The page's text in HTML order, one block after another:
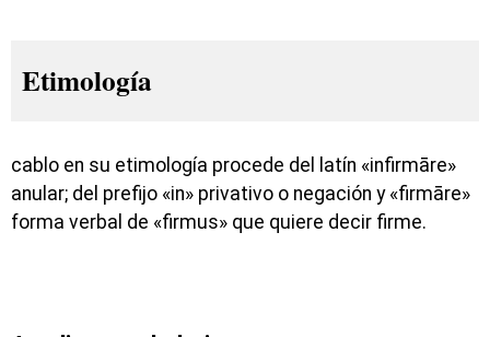
Etimología
cablo en su etimología procede del latín «infirmāre»
anular; del prefijo «in» privativo o negación y «firmāre»
forma verbal de «firmus» que quiere decir firme.